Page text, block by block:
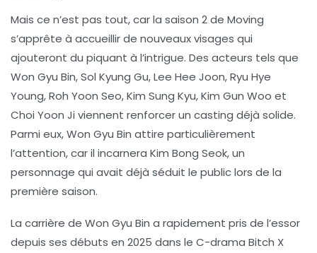
Mais ce n’est pas tout, car la saison 2 de Moving
s’apprête à accueillir de nouveaux visages qui
ajouteront du piquant à l’intrigue. Des acteurs tels que
Won Gyu Bin,Sol Kyung Gu,Lee Hee Joon,Ryu Hye
Young,Roh Yoon Seo,Kim Sung Kyu,Kim Gun Woo et
Choi Yoon Ji viennent renforcer un casting déjà solide.
Parmi eux,Won Gyu Bin attire particulièrement
l’attention, car il incarnera Kim Bong Seok, un
personnage qui avait déjà séduit le public lors de la
première saison.
La carrière de Won Gyu Bin a rapidement pris de l’essor
depuis ses débuts en 2025 dans le C-drama Bitch X